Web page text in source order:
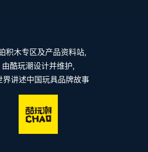
积木专区及产品资料站,
由酷玩潮设计并维护,
界讲述中国玩具品牌故事